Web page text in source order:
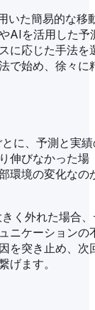
いた簡易的な移
AIを活用した予
に応じた手法を
で始め、徐々に
に、予測と実
伸びなかった場
環境の変化なの
く外れた場合
ニケーションの
を突き止め、次
げます。